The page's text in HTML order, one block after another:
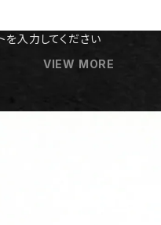
を入力してください
VIEW MORE